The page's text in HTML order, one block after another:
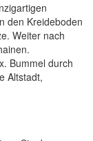
den Kreideboden
Weiter nach
Bummel durch
Altstadt,